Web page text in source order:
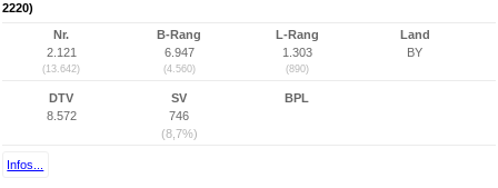
2220)
Nr.
2.121
(13.642)
B-Rang
6.947
(4.560)
L-Rang
1.303
(890)
Land
BY
DTV
8.572
SV
746
(8,7%)
BPL
Infos...